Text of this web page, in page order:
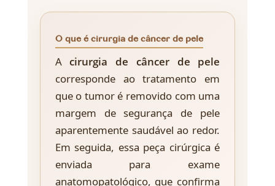
O que é cirurgia de câncer de pele
Acirurgia de câncer de pele
corresponde ao tratamento em
que o tumor é removido com uma
margem de segurança de pele
aparentemente saudável ao redor.
Em seguida, essa peça cirúrgica é
enviada para exame
anatomopatológico, que confirma